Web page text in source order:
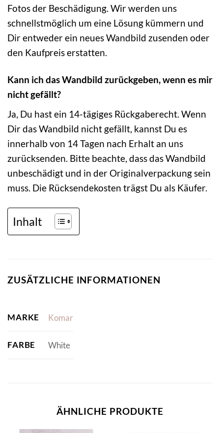
Fotos der Beschädigung. Wir werden uns
schnellstmöglich um eine Lösung kümmern und
Dir entweder ein neues Wandbild zusenden oder
den Kaufpreis erstatten.
Kann ich das Wandbild zurückgeben, wenn es mir
nicht gefällt?
Ja, Du hast ein 14-tägiges Rückgaberecht. Wenn
Dir das Wandbild nicht gefällt, kannst Du es
innerhalb von 14 Tagen nach Erhalt an uns
zurücksenden. Bitte beachte, dass das Wandbild
unbeschädigt und in der Originalverpackung sein
muss. Die Rücksendekosten trägst Du als Käufer.
Inhalt
ZUSÄTZLICHE INFORMATIONEN
MARKE Komar
FARBE White
ÄHNLICHE PRODUKTE